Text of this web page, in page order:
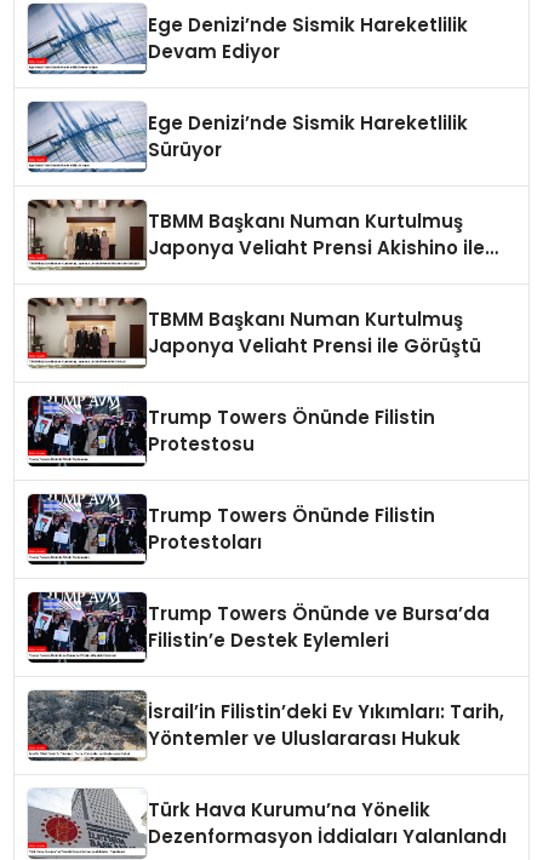
Ege Denizi’nde Sismik Hareketlilik
Devam Ediyor
Ege Denizi’nde Sismik Hareketlilik
Sürüyor
TBMM Başkanı Numan Kurtulmuş
Japonya Veliaht Prensi Akishino ile
TBMM Başkanı Numan Kurtulmuş
Japonya Veliaht Prensi ile Görüştü
Trump Towers Önünde Filistin
Protestosu
Trump Towers Önünde Filistin
Protestoları
Trump Towers Önünde ve Bursa’da
Filistin’e Destek Eylemleri
İsrail’in Filistin’deki Ev Yıkımları: Tarih,
Yöntemler ve Uluslararası Hukuk
Türk Hava Kurumu’na Yönelik
Dezenformasyon İddiaları Yalanlandı